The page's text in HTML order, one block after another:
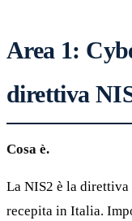
Area 1:
direttiva
Cosa è.
La NIS2 è la
recepita in Italia.